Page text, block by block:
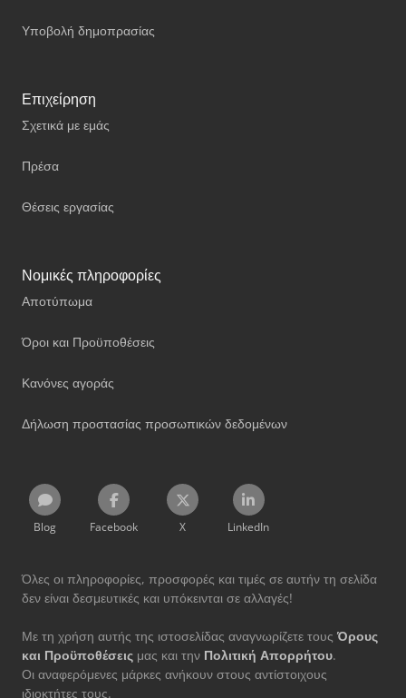
Υποβολή δημοπρασίας
Επιχείρηση
Σχετικά με εμάς
Πρέσα
Θέσεις εργασίας
Νομικές πληροφορίες
Αποτύπωμα
Όροι και Προϋποθέσεις
Κανόνες αγοράς
Δήλωση προστασίας προσωπικών δεδομένων
Blog Facebook X LinkedIn
Όλες οι πληροφορίες, προσφορές και τιμές σε αυτήν τη σελίδα
δεν είναι δεσμευτικές και υπόκεινται σε αλλαγές!
Με τη χρήση αυτής της ιστοσελίδας αναγνωρίζετε τους Όρους
και Προϋποθέσεις μας και την Πολιτική Απορρήτου.
Οι αναφερόμενες μάρκες ανήκουν στους αντίστοιχους
ιδιοκτήτες τους.